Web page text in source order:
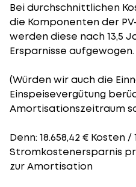
Bei durchschnittlichen
die Komponenten der
werden diese nach 13,5
Ersparnisse aufgewogen.
(Würden wir auch die
Einspeisevergütung
Amortisationszeitraum
Denn: 18.658,42 € Kosten /
Stromkostenersparnis
zur Amortisation